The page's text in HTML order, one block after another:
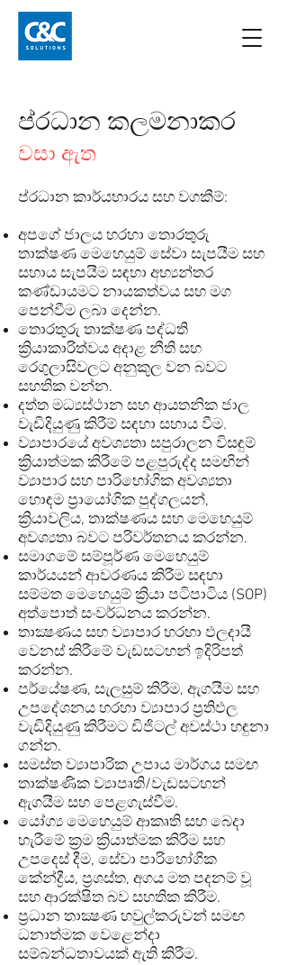
ප්රධාන කලමනාකර
වසා ඇත
ප්රධාන කාර්යභාරය සහ වගකීම්:
අපගේ ජාලය හරහා තොරතුරු
තාක්ෂණ මෙහෙයුම් සේවා සැපයීම සහ
සහාය සැපයීම සඳහා අභ්‍යන්තර
කණ්ඩායමට නායකත්වය සහ මග
පෙන්වීම ලබා දෙන්න.
තොරතුරු තාක්ෂණ පද්ධති
ක්‍රියාකාරිත්වය අදාළ නීති සහ
රෙගුලාසිවලට අනුකූල වන බවට
සහතික වන්න.
දත්ත මධ්‍යස්ථාන සහ ආයතනික ජාල
වැඩිදියුණු කිරීම් සඳහා සහාය වීම.
ව්‍යාපාරයේ අවශ්‍යතා සපුරාලන විසඳුම්
ක්‍රියාත්මක කිරීමේ පළපුරුද්ද සමඟින්
ව්‍යාපාර සහ පාරිභෝගික අවශ්‍යතා
හොඳම ප්‍රායෝගික පුද්ගලයන්,
ක්‍රියාවලිය, තාක්ෂණය සහ මෙහෙයුම්
අවශ්‍යතා බවට පරිවර්තනය කරන්න.
සමාගමේ සම්පූර්ණ මෙහෙයුම්
කාර්යයන් ආවරණය කිරීම සඳහා
සම්මත මෙහෙයුම් ක්‍රියා පටිපාටිය (SOP)
අත්පොත් සංවර්ධනය කරන්න.
තාක්‍ෂණය සහ ව්‍යාපාර හරහා ඵලදායී
වෙනස් කිරීමේ වැඩසටහන් ඉදිරිපත්
කරන්න.
පර්යේෂණ, සැලසුම් කිරීම, ඇගයීම සහ
උපදේශනය හරහා ව්‍යාපාර ප්‍රතිඵල
වැඩිදියුණු කිරීමට ඩිජිටල් අවස්ථා හඳුනා
ගන්න.
සමස්ත ව්‍යාපාරික උපාය මාර්ගය සමඟ
තාක්ෂණික ව්‍යාපෘති/වැඩසටහන්
ඇගයීම සහ පෙළගැස්වීම.
යෝග්‍ය මෙහෙයුම් ආකෘති සහ බෙදා
හැරීමේ ක්‍රම ක්‍රියාත්මක කිරීම සහ
උපදෙස් දීම, සේවා පාරිභෝගික
කේන්ද්‍රීය, ප්‍රශස්ත, අගය මත පදනම් වූ
සහ ආරක්ෂිත බව සහතික කිරීම.
ප්‍රධාන තාක්‍ෂණ හවුල්කරුවන් සමඟ
ධනාත්මක වෙළෙන්දා
සම්බන්ධතාවයක් ඇති කිරීම.